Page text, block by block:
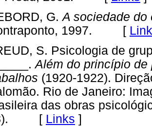
G.A sociedade do
1997. [
S. Psicologia de
Além do princípio de
(1920-1922).
Rio de Janeiro:
das obras
[ Links ]